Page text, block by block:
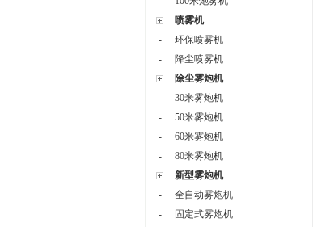
喷雾机
-
环保喷雾机
-
降尘喷雾机
除尘雾炮机
-
30米雾炮机
-
50米雾炮机
-
60米雾炮机
-
80米雾炮机
新型雾炮机
-
全自动雾炮机
-
固定式雾炮机